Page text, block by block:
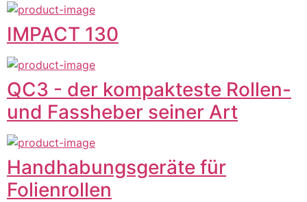
IMPACT 130
QC3 - der kompakteste Rollen-
und Fassheber seiner Art
Handhabungsgeräte für
Folienrollen